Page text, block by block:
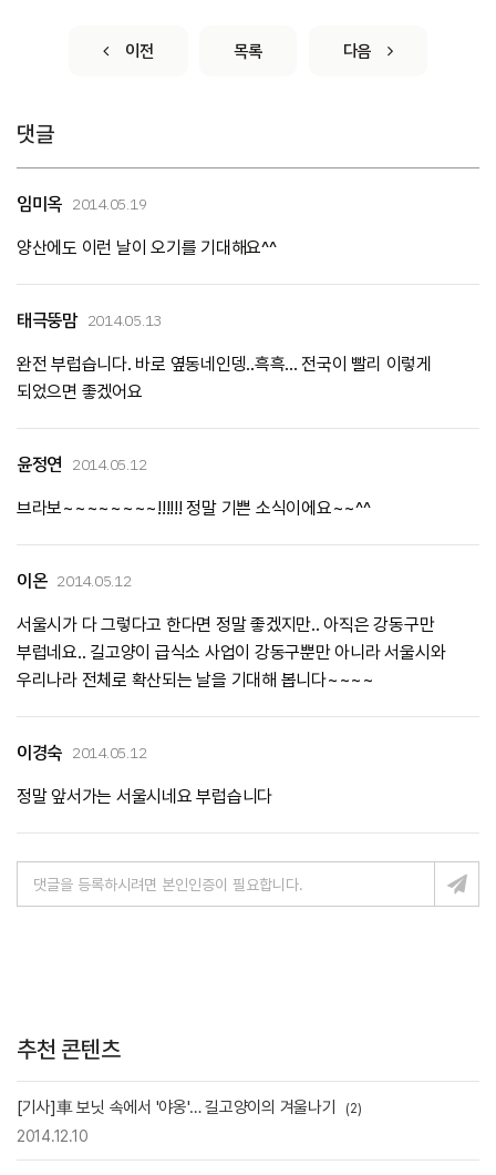
이전 목록 다음
댓글
임미옥 2014.05.19
양산에도 이런 날이 오기를 기대해요^^
태극뚱맘 2014.05.13
완전 부럽습니다. 바로 옆동네인뎅..흑흑... 전국이 빨리 이렇게
되었으면 좋겠어요
윤정연 2014.05.12
브라보~~~~~~~~!!!!!! 정말 기쁜 소식이에요~~^^
이온 2014.05.12
서울시가 다 그렇다고 한다면 정말 좋겠지만.. 아직은 강동구만
부럽네요.. 길고양이 급식소 사업이 강동구뿐만 아니라 서울시와
우리나라 전체로 확산되는 날을 기대해 봅니다~~~~
이경숙 2014.05.12
정말 앞서가는 서울시네요 부럽습니다
추천 콘텐츠
[기사]車 보닛 속에서 '야옹'… 길고양이의 겨울나기 (2)
2014.12.10